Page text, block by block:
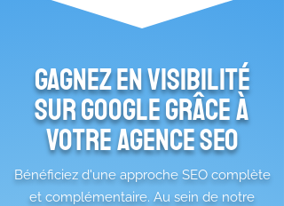
Gagnez en visibilité
sur Google grâce à
votre agence seo
Bénéficiez d'une approche SEO complète
et complémentaire. Au sein de notre